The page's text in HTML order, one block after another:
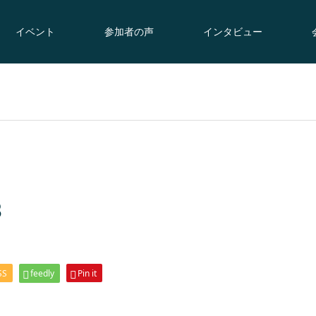
イベント 参加者の声 インタビュー
feedly Pin it